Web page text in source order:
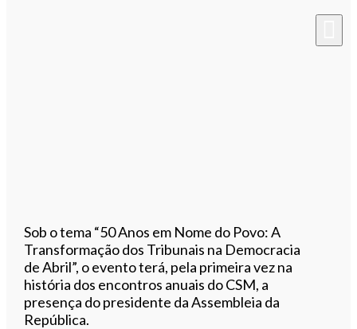
Sob o tema “50 Anos em Nome do Povo: A
Transformação dos Tribunais na Democracia
de Abril”, o evento terá, pela primeira vez na
história dos encontros anuais do CSM, a
presença do presidente da Assembleia da
República.